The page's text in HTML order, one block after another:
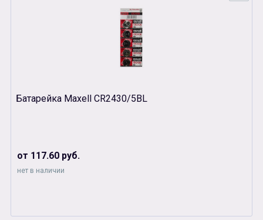
Батарейка Maxell CR2430/5BL
от 117.60 руб.
нет в наличии